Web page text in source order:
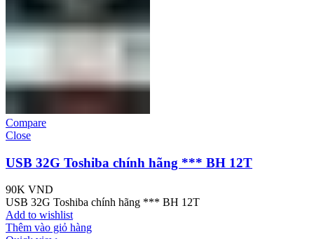
Compare
Close
USB 32G Toshiba chính hãng *** BH 12T
90K VND
USB 32G Toshiba chính hãng *** BH 12T
Add to wishlist
Thêm vào giỏ hàng